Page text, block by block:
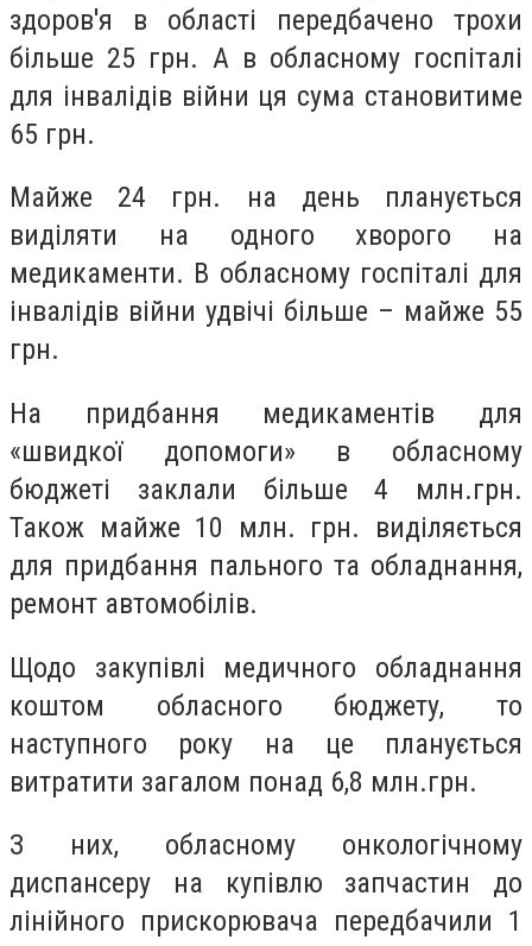
здоров'я в області передбачено трохи
більше 25 грн. А в обласному госпіталі
для інвалідів війни ця сума становитиме
65 грн.
Майже 24 грн. на день планується
виділяти на одного хворого на
медикаменти. В обласному госпіталі для
інвалідів війни удвічі більше – майже 55
грн.
На придбання медикаментів для
«швидкої допомоги» в обласному
бюджеті заклали більше 4 млн.грн.
Також майже 10 млн. грн. виділяється
для придбання пального та обладнання,
ремонт автомобілів.
Щодо закупівлі медичного обладнання
коштом обласного бюджету, то
наступного року на це планується
витратити загалом понад 6,8 млн.грн.
З них, обласному онкологічному
диспансеру на купівлю запчастин до
лінійного прискорювача передбачили 1